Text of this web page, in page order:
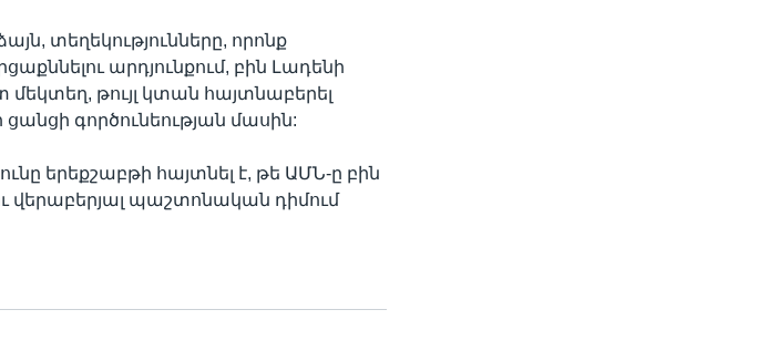
տեղեկությունները, որոնք
արդյունքում, բին Լադենի
թույլ կտան հայտնաբերել
գործունեության մասին:
երեքշաբթի հայտնել է, թե ԱՄՆ-ը բին
վերաբերյալ պաշտոնական դիմում